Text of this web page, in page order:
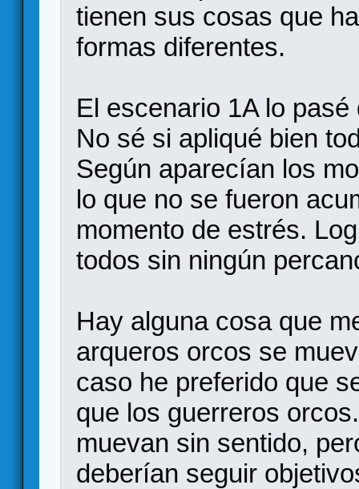
tienen sus cosas que
formas diferentes.
El escenario 1A lo
No sé si apliqué bien
Según aparecían los
lo que no se fueron
momento de estrés.
todos sin ningún
Hay alguna cosa que
arqueros orcos se
caso he preferido que
que los guerreros
muevan sin sentido,
deberían seguir